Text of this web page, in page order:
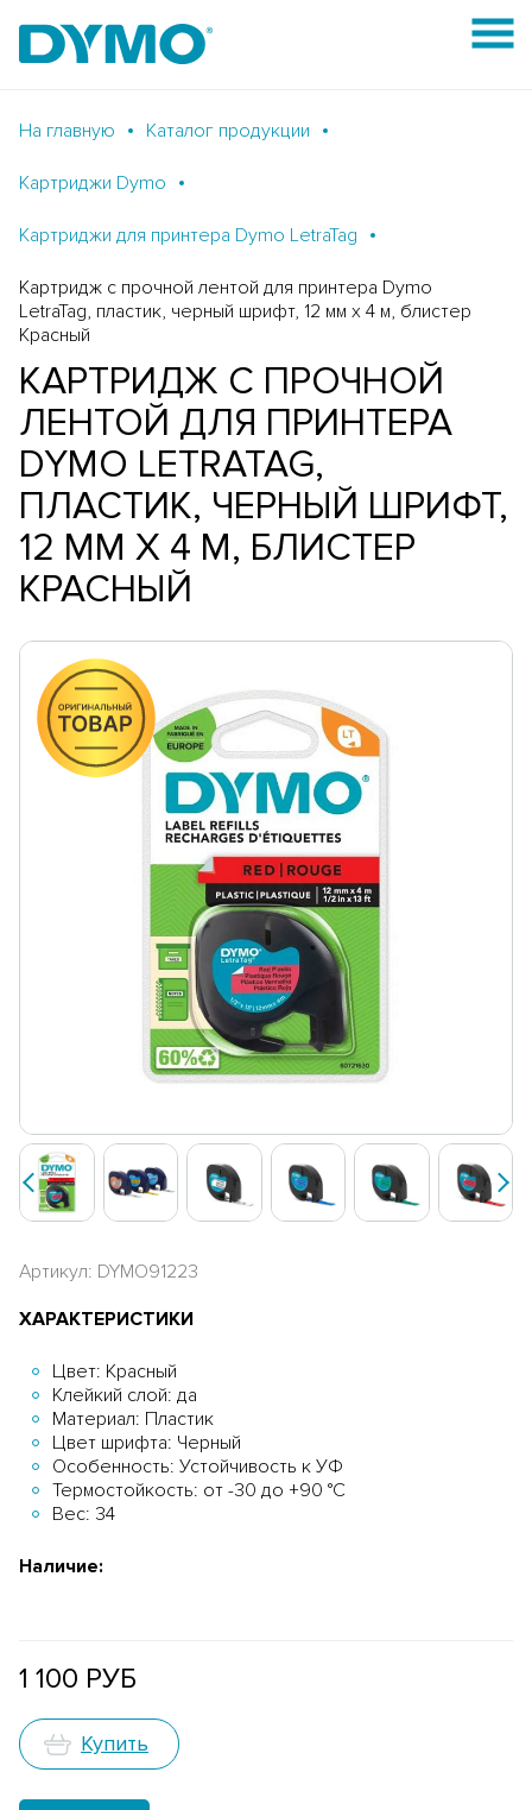
На главную Каталог продукции
Картриджи Dymo
Картриджи для принтера Dymo LetraTag
Картридж с прочной лентой для принтера Dymo
LetraTag, пластик, черный шрифт, 12 мм х 4 м, блистер
Красный
КАРТРИДЖ С ПРОЧНОЙ
ЛЕНТОЙ ДЛЯ ПРИНТЕРА
DYMO LETRATAG,
ПЛАСТИК, ЧЕРНЫЙ ШРИФТ,
12 ММ Х 4 М, БЛИСТЕР
КРАСНЫЙ
Артикул: DYMO91223
ХАРАКТЕРИСТИКИ
Цвет: Красный
Клейкий слой: да
Материал: Пластик
Цвет шрифта: Черный
Особенность: Устойчивость к УФ
Термостойкость: от -30 до +90 °С
Вес: 34
Наличие:
1 100 РУБ
Купить